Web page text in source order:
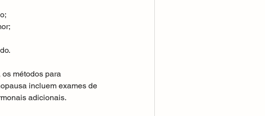
métodos para
incluem exames de
adicionais.